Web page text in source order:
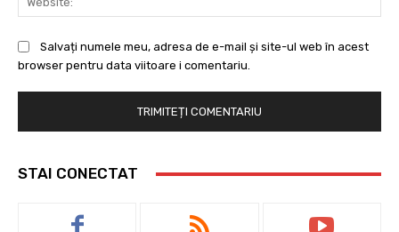
Salvați numele meu, adresa de e-mail și site-ul web în acest
browser pentru data viitoare i comentariu.
STAI CONECTAT